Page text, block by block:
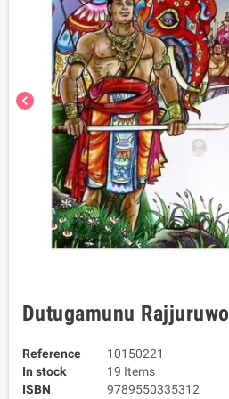
chevron_left
Dutugamunu Rajjuruwo
Reference
10150221
In stock
19 Items
ISBN
9789550335312